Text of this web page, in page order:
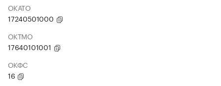
ОКАТО
17240501000
ОКТМО
17640101001
ОКФС
16